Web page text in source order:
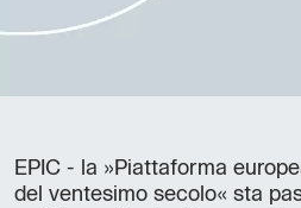
EPIC - la »Piattaforma
del ventesimo secolo« sta